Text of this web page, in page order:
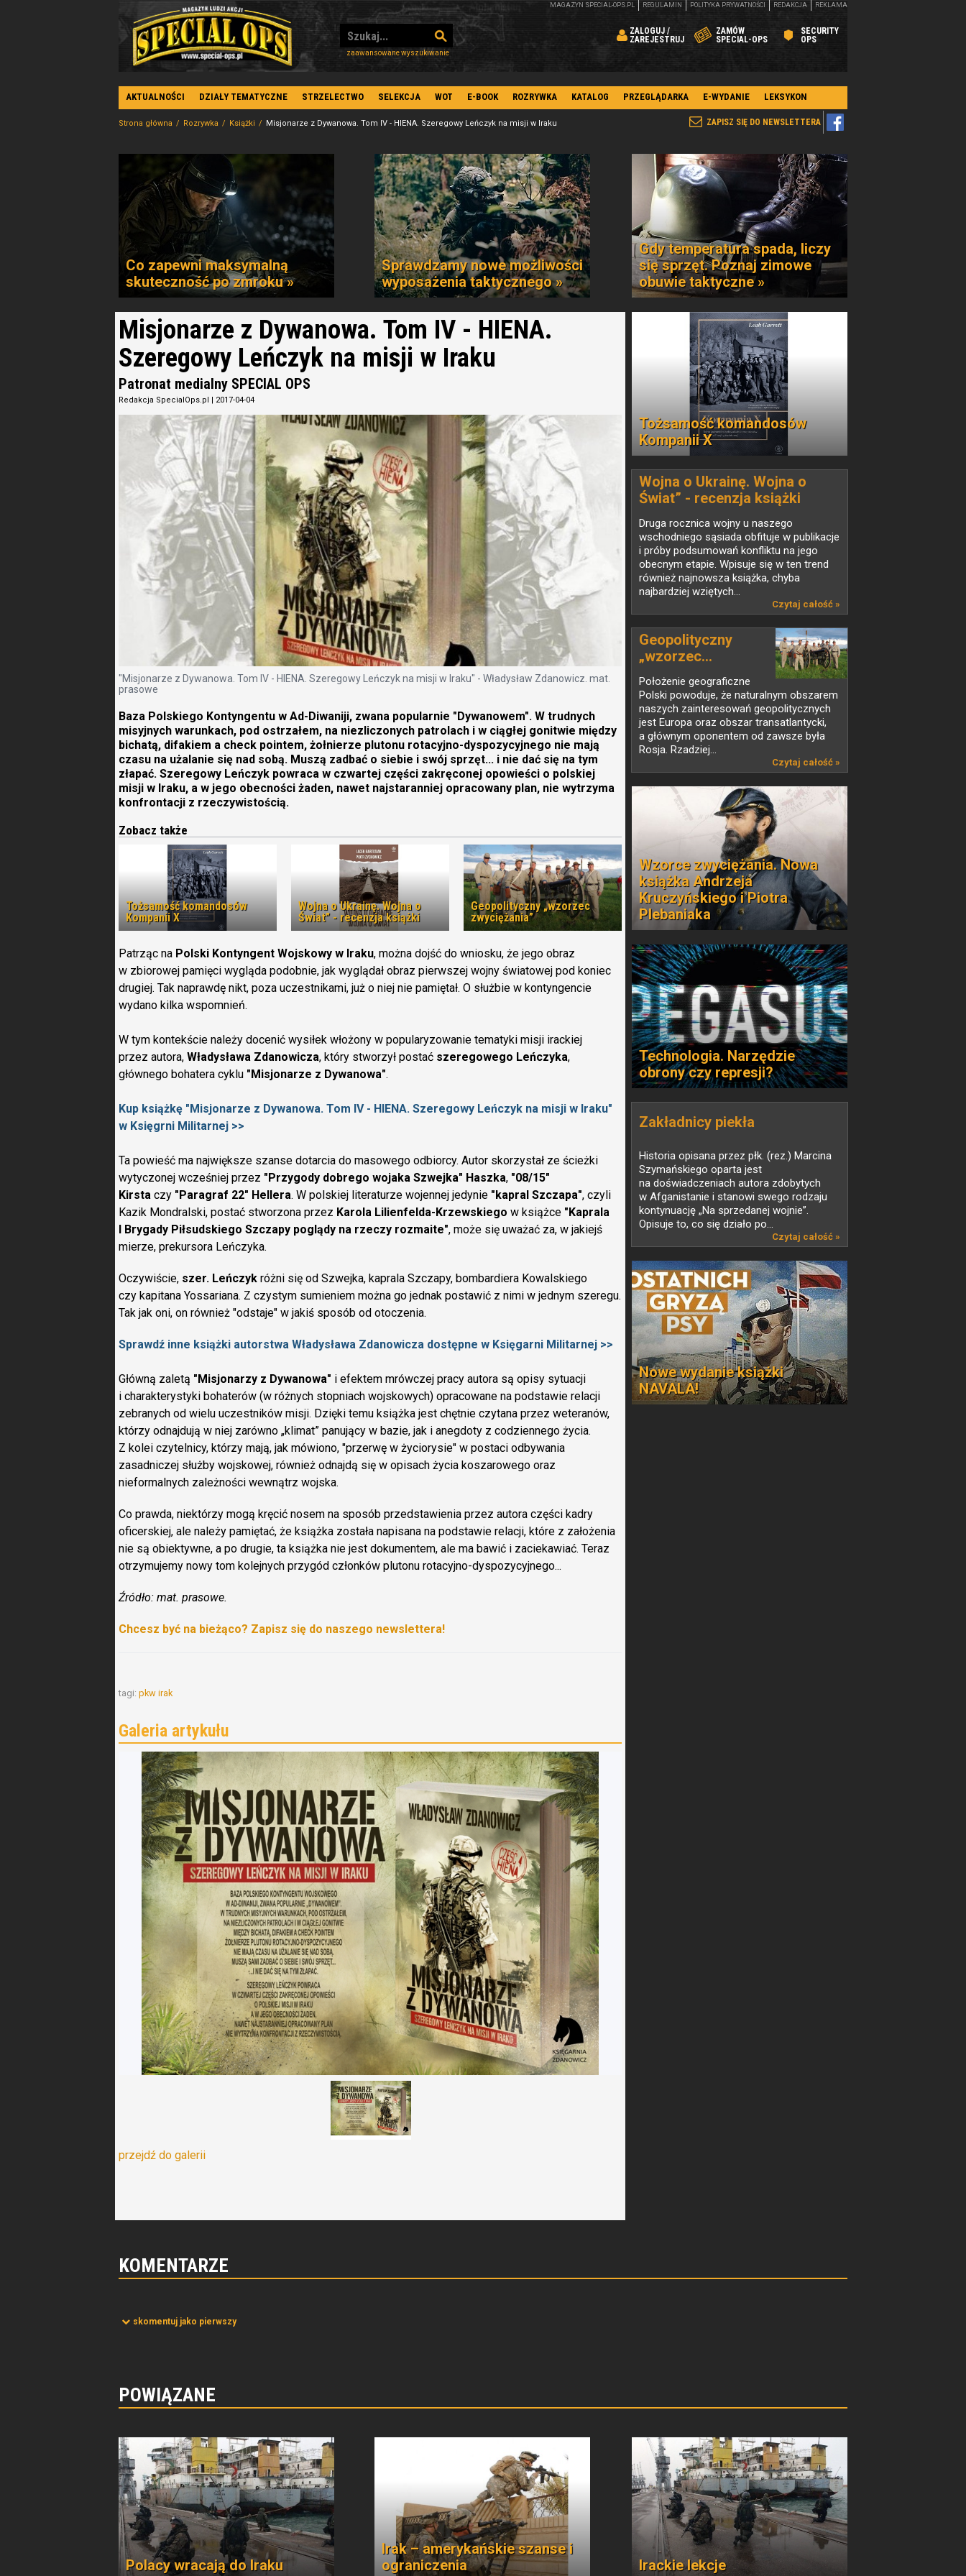
zaawansowane wyszukiwanie
ZALOGUJ /
ZAREJESTRUJ
ZAMÓW
SPECIAL-OPS
SECURITY
OPS
MAGAZYN SPECIAL-OPS.PL REGULAMIN POLITYKA PRYWATNOŚCI REDAKCJA REKLAMA
AKTUALNOŚCI DZIAŁY TEMATYCZNE STRZELECTWO SELEKCJA WOT E-BOOK ROZRYWKA KATALOG PRZEGLĄDARKA E-WYDANIE LEKSYKON
ZAPISZ SIĘ DO NEWSLETTERA
Strona główna Rozrywka Książki Misjonarze z Dywanowa. Tom IV - HIENA. Szeregowy Leńczyk na misji w Iraku
Co zapewni maksymalną
skuteczność po zmroku »
Sprawdzamy nowe możliwości
wyposażenia taktycznego »
Gdy temperatura spada, liczy
się sprzęt. Poznaj zimowe
obuwie taktyczne »
Misjonarze z Dywanowa. Tom IV - HIENA.
Szeregowy Leńczyk na misji w Iraku
Patronat medialny SPECIAL OPS
Redakcja SpecialOps.pl | 2017-04-04
"Misjonarze z Dywanowa. Tom IV - HIENA. Szeregowy Leńczyk na misji w Iraku" - Władysław Zdanowicz. mat.
prasowe
Baza Polskiego Kontyngentu w Ad-Diwaniji, zwana popularnie "Dywanowem". W trudnych
misyjnych warunkach, pod ostrzałem, na niezliczonych patrolach i w ciągłej gonitwie między
bichatą, difakiem a check pointem, żołnierze plutonu rotacyjno-dyspozycyjnego nie mają
czasu na użalanie się nad sobą. Muszą zadbać o siebie i swój sprzęt... i nie dać się na tym
złapać. Szeregowy Leńczyk powraca w czwartej części zakręconej opowieści o polskiej
misji w Iraku, a w jego obecności żaden, nawet najstaranniej opracowany plan, nie wytrzyma
konfrontacji z rzeczywistością.
Zobacz także
Tożsamość komandosów
Kompanii X
Wojna o Ukrainę. Wojna o
Świat” - recenzja książki
Geopolityczny „wzorzec
zwyciężania”
Patrząc na Polski Kontyngent Wojskowy w Iraku, można dojść do wniosku, że jego obraz
w zbiorowej pamięci wygląda podobnie, jak wyglądał obraz pierwszej wojny światowej pod koniec
drugiej. Tak naprawdę nikt, poza uczestnikami, już o niej nie pamiętał. O służbie w kontyngencie
wydano kilka wspomnień.
W tym kontekście należy docenić wysiłek włożony w popularyzowanie tematyki misji irackiej
przez autora, Władysława Zdanowicza, który stworzył postać szeregowego Leńczyka,
głównego bohatera cyklu "Misjonarze z Dywanowa".
Kup książkę "Misjonarze z Dywanowa. Tom IV - HIENA. Szeregowy Leńczyk na misji w Iraku"
w Księgrni Militarnej >>
Ta powieść ma największe szanse dotarcia do masowego odbiorcy. Autor skorzystał ze ścieżki
wytyczonej wcześniej przez "Przygody dobrego wojaka Szwejka" Haszka, "08/15"
Kirsta czy "Paragraf 22" Hellera. W polskiej literaturze wojennej jedynie "kapral Szczapa", czyli
Kazik Mondralski, postać stworzona przez Karola Lilienfelda-Krzewskiego w książce "Kaprala
I Brygady Piłsudskiego Szczapy poglądy na rzeczy rozmaite", może się uważać za, w jakiejś
mierze, prekursora Leńczyka.
Oczywiście, szer. Leńczyk różni się od Szwejka, kaprala Szczapy, bombardiera Kowalskiego
czy kapitana Yossariana. Z czystym sumieniem można go jednak postawić z nimi w jednym szeregu.
Tak jak oni, on również "odstaje" w jakiś sposób od otoczenia.
Sprawdź inne książki autorstwa Władysława Zdanowicza dostępne w Księgarni Militarnej >>
Główną zaletą "Misjonarzy z Dywanowa" i efektem mrówczej pracy autora są opisy sytuacji
i charakterystyki bohaterów (w różnych stopniach wojskowych) opracowane na podstawie relacji
zebranych od wielu uczestników misji. Dzięki temu książka jest chętnie czytana przez weteranów,
którzy odnajdują w niej zarówno „klimat” panujący w bazie, jak i anegdoty z codziennego życia.
Z kolei czytelnicy, którzy mają, jak mówiono, "przerwę w życiorysie" w postaci odbywania
zasadniczej służby wojskowej, również odnajdą się w opisach życia koszarowego oraz
nieformalnych zależności wewnątrz wojska.
Co prawda, niektórzy mogą kręcić nosem na sposób przedstawienia przez autora części kadry
oficerskiej, ale należy pamiętać, że książka została napisana na podstawie relacji, które z założenia
nie są obiektywne, a po drugie, ta książka nie jest dokumentem, ale ma bawić i zaciekawiać. Teraz
otrzymujemy nowy tom kolejnych przygód członków plutonu rotacyjno-dyspozycyjnego...
Źródło: mat. prasowe.
Chcesz być na bieżąco? Zapisz się do naszego newslettera!
tagi: pkw irak
przejdź do galerii
Tożsamość komandosów
Kompanii X
Wojna o Ukrainę. Wojna o
Świat” - recenzja książki
Druga rocznica wojny u naszego
wschodniego sąsiada obfituje w publikacje
i próby podsumowań konfliktu na jego
obecnym etapie. Wpisuje się w ten trend
również najnowsza książka, chyba
najbardziej wziętych...
Czytaj całość »
Geopolityczny
„wzorzec...
Położenie geograficzne
Polski powoduje, że naturalnym obszarem
naszych zainteresowań geopolitycznych
jest Europa oraz obszar transatlantycki,
a głównym oponentem od zawsze była
Rosja. Rzadziej...
Czytaj całość »
Wzorce zwyciężania. Nowa
książka Andrzeja
Kruczyńskiego i Piotra
Plebaniaka
Technologia. Narzędzie
obrony czy represji?
Zakładnicy piekła
Historia opisana przez płk. (rez.) Marcina
Szymańskiego oparta jest
na doświadczeniach autora zdobytych
w Afganistanie i stanowi swego rodzaju
kontynuację „Na sprzedanej wojnie”.
Opisuje to, co się działo po...
Czytaj całość »
Nowe wydanie książki
NAVALA!
KOMENTARZE
skomentuj jako pierwszy
POWIĄZANE
Polacy wracają do Iraku
Irak – amerykańskie szanse i
ograniczenia
Irackie lekcje